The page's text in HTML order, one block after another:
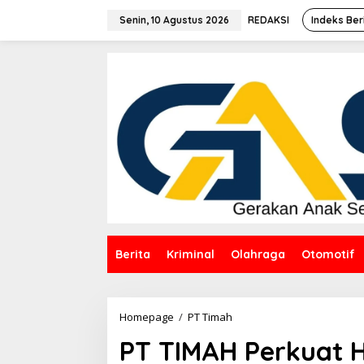
Senin, 10 Agustus 2026 REDAKSI Indeks
Berita Kriminal Olahraga Otomotif
Homepage / PT Timah
Perkuat
Hubungan
PT TIMAH Perkuat